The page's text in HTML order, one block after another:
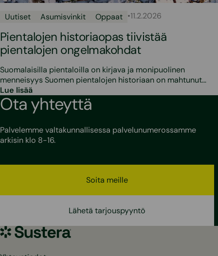
Uutiset Asumisvinkit Oppaat •11.2.2026
Pientalojen historiaopas tiivistää
pientalojen ongelmakohdat
Suomalaisilla pientaloilla on kirjava ja monipuolinen
menneisyys Suomen pientalojen historiaan on mahtunut…
Lue lisää
Ota yhteyttä
Palvelemme valtakunnallisessa palvelunumerossamme
arkisin klo 8-16.
Soita meille
Lähetä tarjouspyyntö
Sustera